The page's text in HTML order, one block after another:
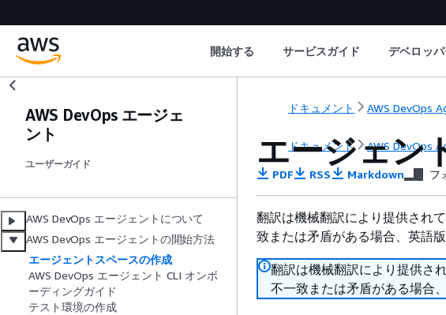
開始する サービスガイド デベロッ
AWS DevOps エージェ
ント
ユーザーガイド
AWS DevOps エージェントについて
AWS DevOps エージェントの開始方法
エージェントスペースの作成
AWS DevOps エージェント CLI オンボ
ーディングガイド
テスト環境の作成
ドキュメント AWS DevOps
ドキュメント AWS DevOps
エージェン
PDF RSS Markdown フ
翻訳は機械翻訳により提供され
致または矛盾がある場合、英語版
翻訳は機械翻訳により提供さ
不一致または矛盾がある場合